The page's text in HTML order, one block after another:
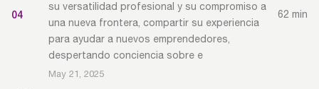
04
su versatilidad profesional y su compromiso a
una nueva frontera, compartir su experiencia
para ayudar a nuevos emprendedores,
despertando conciencia sobre e
May 21, 2025
62 min